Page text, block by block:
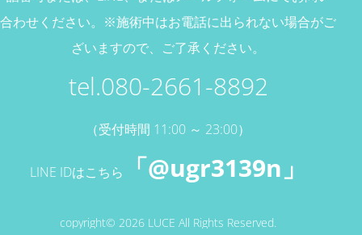
合わせください。 ※施術中はお電話に出られない場合がご
ざいますので、ご了承ください。
tel.080-2661-8892
（受付時間 11:00 ～ 23:00）
LINE IDはこちら 「@ugr3139n」
copyright© 2026 LUCE All Rights Reserved.